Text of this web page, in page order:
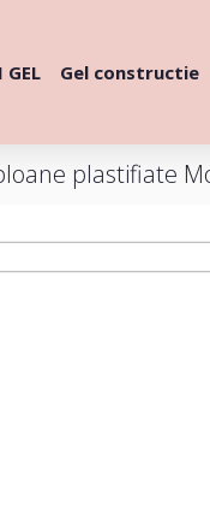
GEL Gel constructie
plastifiate